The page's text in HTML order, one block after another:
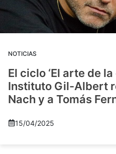
NOTICIAS
El ciclo ‘El arte de
Instituto Gil-Albert
Nach y a Tomás
15/04/2025